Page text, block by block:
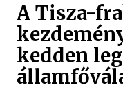
A Tisza-
kedden